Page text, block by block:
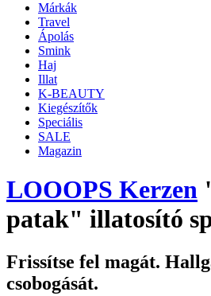
Márkák
Travel
Ápolás
Smink
Haj
Illat
K-BEAUTY
Kiegészítők
Speciális
SALE
Magazin
LOOOPS Kerzen
patak" illatosító
Frissítse fel magát.
csobogását.